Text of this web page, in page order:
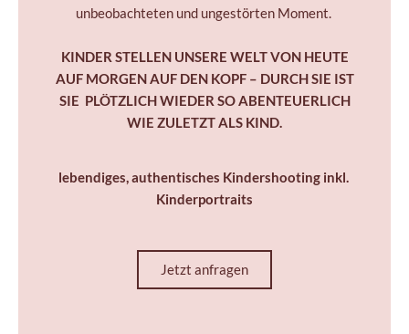
unbeobachteten und ungestörten Moment.
KINDER STELLEN UNSERE WELT VON HEUTE
AUF MORGEN AUF DEN KOPF – DURCH SIE IST
SIE PLÖTZLICH WIEDER SO ABENTEUERLICH
WIE ZULETZT ALS KIND.
lebendiges, authentisches Kindershooting inkl.
Kinderportraits
Jetzt anfragen